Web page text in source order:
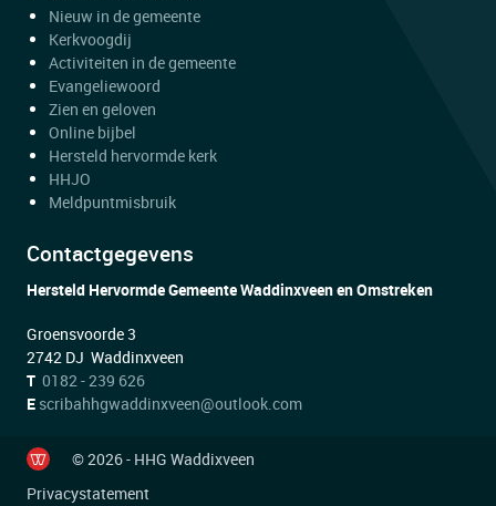
Nieuw in de gemeente
Kerkvoogdij
Activiteiten in de gemeente
Evangeliewoord
Zien en geloven
Online bijbel
Hersteld hervormde kerk
HHJO
Meldpuntmisbruik
Contactgegevens
Hersteld Hervormde Gemeente Waddinxveen en Omstreken
Groensvoorde 3
2742 DJ Waddinxveen
T 0182 - 239 626
E scribahhgwaddinxveen@outlook.com
© 2026 - HHG Waddixveen
Privacystatement